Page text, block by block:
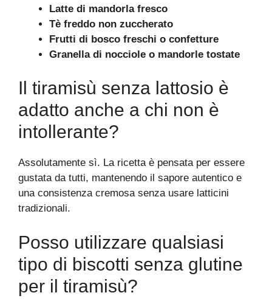
Latte di mandorla fresco
Tè freddo non zuccherato
Frutti di bosco freschi o confetture
Granella di nocciole o mandorle tostate
Il tiramisù senza lattosio è
adatto anche a chi non è
intollerante?
Assolutamente sì. La ricetta è pensata per essere
gustata da tutti, mantenendo il sapore autentico e
una consistenza cremosa senza usare latticini
tradizionali.
Posso utilizzare qualsiasi
tipo di biscotti senza glutine
per il tiramisù?